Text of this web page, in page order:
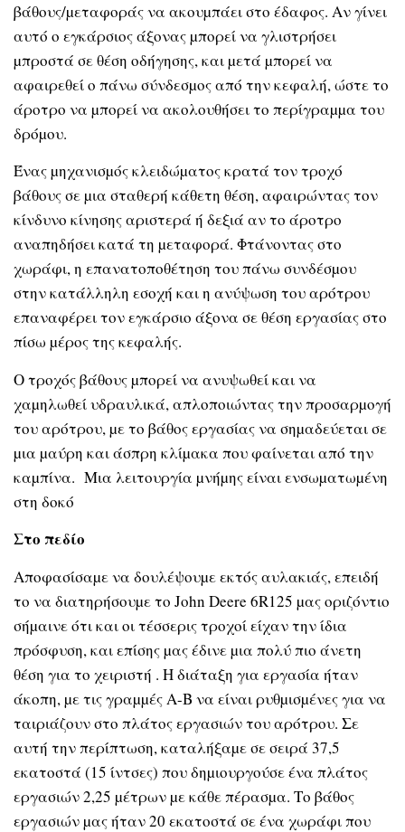
βάθους/µεταφοράς να ακουµπάει στο έδαφος. Αν γίνει
αυτό ο εγκάρσιος άξονας µπορεί να γλιστρήσει
µπροστά σε θέση οδήγησης, και µετά µπορεί να
αφαιρεθεί ο πάνω σύνδεσµος από την κεφαλή, ώστε το
άροτρο να µπορεί να ακολουθήσει το περίγραµµα του
δρόµου.
Ένας µηχανισµός κλειδώµατος κρατά τον τροχό
βάθους σε µια σταθερή κάθετη θέση, αφαιρώντας τον
κίνδυνο κίνησης αριστερά ή δεξιά αν το άροτρο
αναπηδήσει κατά τη µεταφορά. Φτάνοντας στο
χωράφι, η επανατοποθέτηση του πάνω συνδέσµου
στην κατάλληλη εσοχή και η ανύψωση του αρότρου
επαναφέρει τον εγκάρσιο άξονα σε θέση εργασίας στο
πίσω µέρος της κεφαλής.
Ο τροχός βάθους µπορεί να ανυψωθεί και να
χαµηλωθεί υδραυλικά, απλοποιώντας την προσαρµογή
του αρότρου, µε το βάθος εργασίας να σηµαδεύεται σε
µια µαύρη και άσπρη κλίµακα που φαίνεται από την
καµπίνα. Μια λειτουργία µνήµης είναι ενσωµατωµένη
στη δοκό
Στο πεδίο
Αποφασίσαµε να δουλέψουµε εκτός αυλακιάς, επειδή
το να διατηρήσουµε το John Deere 6R125 µας οριζόντιο
σήµαινε ότι και οι τέσσερις τροχοί είχαν την ίδια
πρόσφυση, και επίσης µας έδινε µια πολύ πιο άνετη
θέση για το χειριστή . Η διάταξη για εργασία ήταν
άκοπη, µε τις γραµµές Α-Β να είναι ρυθµισµένες για να
ταιριάζουν στο πλάτος εργασιών του αρότρου. Σε
αυτή την περίπτωση, καταλήξαµε σε σειρά 37,5
εκατοστά (15 ίντσες) που δηµιουργούσε ένα πλάτος
εργασιών 2,25 µέτρων µε κάθε πέρασµα. Το βάθος
εργασιών µας ήταν 20 εκατοστά σε ένα χωράφι που